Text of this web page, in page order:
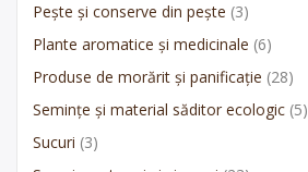
Pește și conserve din pește (3)
Plante aromatice și medicinale (6)
Produse de morărit și panificație (28)
Semințe și material săditor ecologic (5)
Sucuri (3)